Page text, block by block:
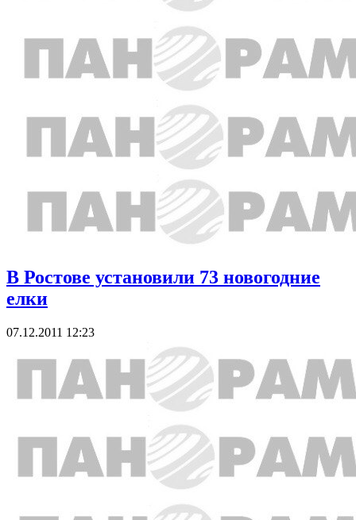
В Ростове установили 73 новогодние
елки
07.12.2011 12:23